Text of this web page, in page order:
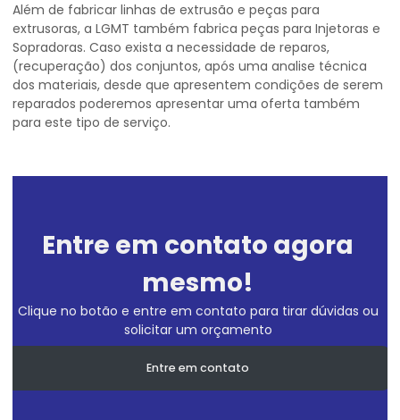
Além de fabricar linhas de extrusão e peças para
extrusoras, a LGMT também fabrica peças para Injetoras e
Sopradoras. Caso exista a necessidade de reparos,
(recuperação) dos conjuntos, após uma analise técnica
dos materiais, desde que apresentem condições de serem
reparados poderemos apresentar uma oferta também
para este tipo de serviço.
Entre em contato agora
mesmo!
Clique no botão e entre em contato para tirar dúvidas ou
solicitar um orçamento
Entre em contato